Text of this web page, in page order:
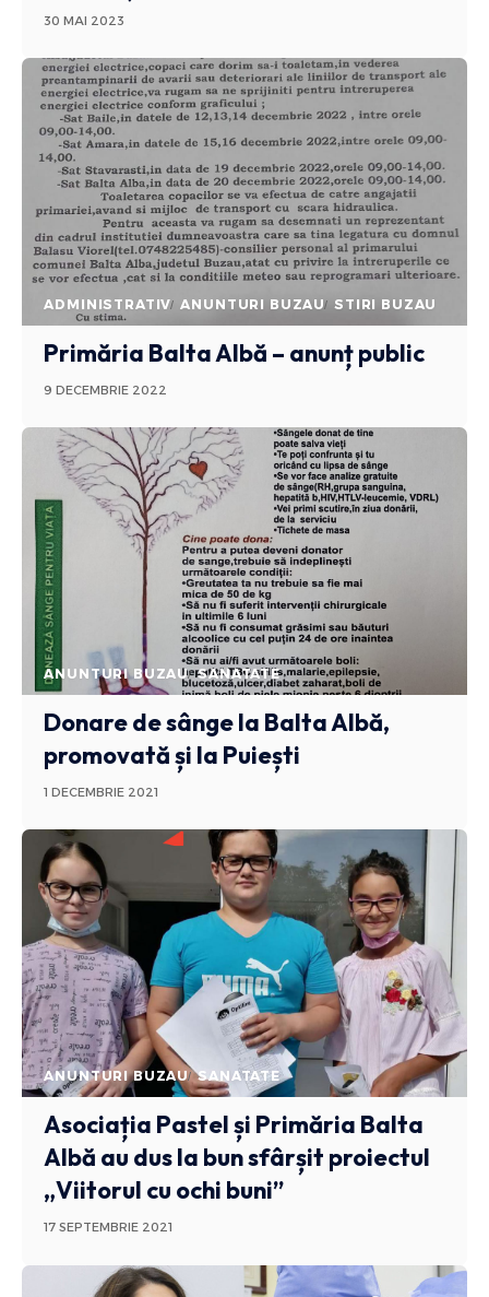
30 MAI 2023
ADMINISTRATIV ANUNTURI BUZAU STIRI BUZAU
Primăria Balta Albă – anunț public
9 DECEMBRIE 2022
ANUNTURI BUZAU SANATATE
Donare de sânge la Balta Albă,
promovată și la Puiești
1 DECEMBRIE 2021
ANUNTURI BUZAU SANATATE
Asociația Pastel și Primăria Balta
Albă au dus la bun sfârșit proiectul
„Viitorul cu ochi buni”
17 SEPTEMBRIE 2021